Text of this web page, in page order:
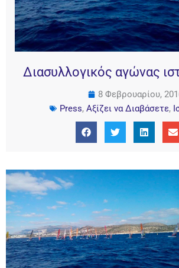
Διασυλλογικός αγώνας
8 Φεβρουαρίου,
Press, Αξίζει να Διαβάσετε,